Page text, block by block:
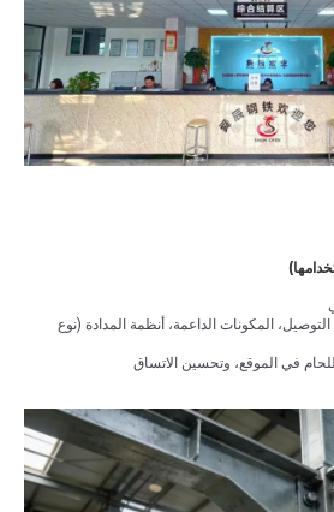
المكونات الداعمة، أنظمة المدادة (نوع
في الموقع، وتحسين الاتساق